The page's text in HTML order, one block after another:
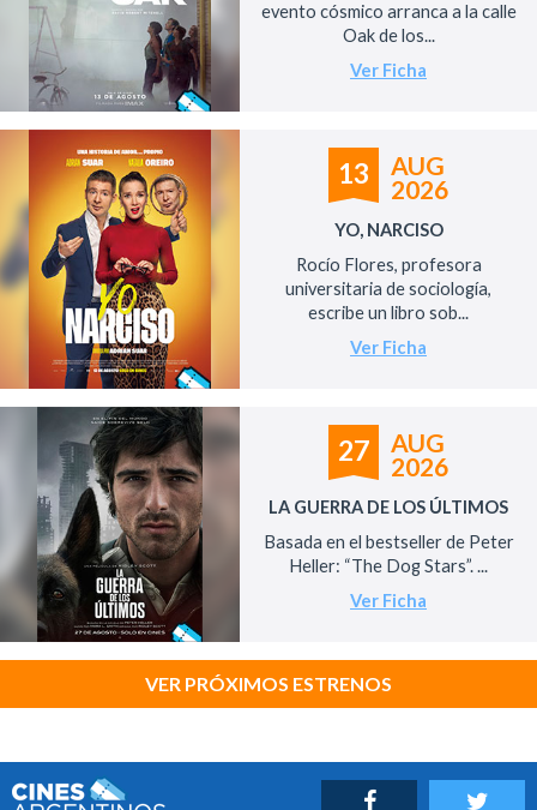
evento cósmico arranca a la calle
Oak de los...
Ver Ficha
13
AUG
2026
YO, NARCISO
Rocío Flores, profesora
universitaria de sociología,
escribe un libro sob...
Ver Ficha
27
AUG
2026
LA GUERRA DE LOS ÚLTIMOS
Basada en el bestseller de Peter
Heller: “The Dog Stars”. ...
Ver Ficha
VER PRÓXIMOS ESTRENOS